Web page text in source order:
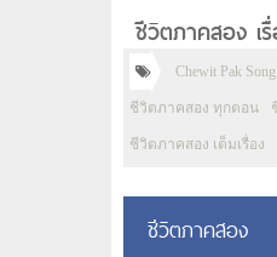
ชีวิตภาคสอง เ
Chewit Pak Song
ชีวิตภาคสอง ทุกตอน
ชีวิตภาคสอง เต็มเรื่อง
ชีวิตภาคสอง